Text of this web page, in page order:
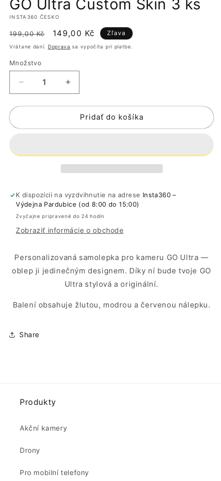
okne
GO Ultra Custom Skin 3 ks
INSTA360 ČESKO
Normálna
cena
199,00 Kč
Cena
po
149,00 Kč Zľava
Vrátane daní. Doprava sa vypočíta pri platbe.
Množstvo
množstvo
pre
Ultra
3
Zvýšiť
množstvo
pre
GO
Ultra
3
Pridať do košíka
K dispozícii na vyzdvihnutie na adrese Insta360 –
Výdejna Pardubice (od 8:00 do 15:00)
Zvyčajne pripravené do 24 hodín
Zobraziť informácie o obchode
Personalizovaná samolepka pro kameru GO Ultra —
oblep ji jedinečným designem. Díky ní bude tvoje GO
Ultra stylová a originální.
Balení obsahuje žlutou, modrou a červenou nálepku.
Share
Produkty
Akční kamery
Drony
Pro mobilní telefony